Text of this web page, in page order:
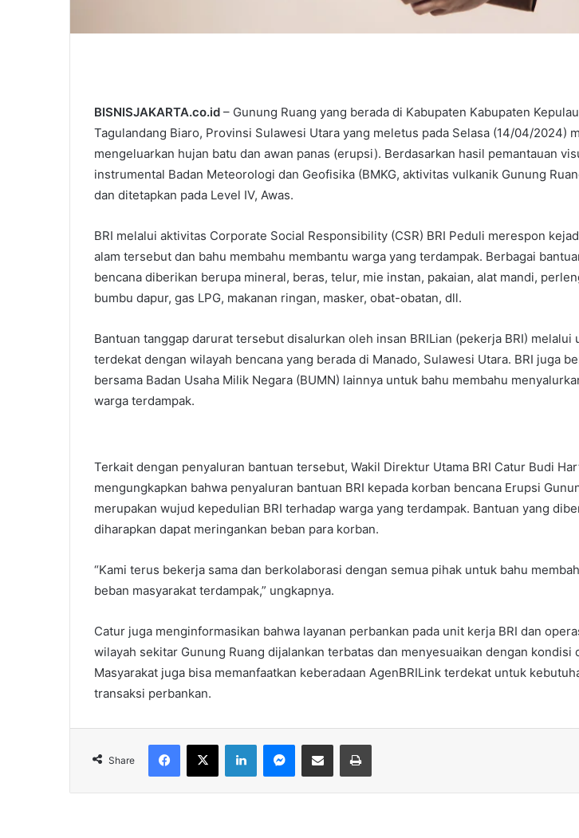
BISNISJAKARTA.co.id – Gunung Ruang yang berada di Kabupaten Kabupaten
Tagulandang Biaro, Provinsi Sulawesi Utara yang meletus pada Selasa (14/04/2024)
mengeluarkan hujan batu dan awan panas (erupsi). Berdasarkan hasil pemantauan
instrumental Badan Meteorologi dan Geofisika (BMKG, aktivitas vulkanik Gunung
dan ditetapkan pada Level IV, Awas.
BRI melalui aktivitas Corporate Social Responsibility (CSR) BRI Peduli merespon
alam tersebut dan bahu membahu membantu warga yang terdampak. Berbagai
bencana diberikan berupa mineral, beras, telur, mie instan, pakaian, alat mandi,
bumbu dapur, gas LPG, makanan ringan, masker, obat-obatan, dll.
Bantuan tanggap darurat tersebut disalurkan oleh insan BRILian (pekerja BRI) melalui
terdekat dengan wilayah bencana yang berada di Manado, Sulawesi Utara. BRI juga
bersama Badan Usaha Milik Negara (BUMN) lainnya untuk bahu membahu
warga terdampak.
Terkait dengan penyaluran bantuan tersebut, Wakil Direktur Utama BRI Catur Budi
mengungkapkan bahwa penyaluran bantuan BRI kepada korban bencana Erupsi
merupakan wujud kepedulian BRI terhadap warga yang terdampak. Bantuan yang
diharapkan dapat meringankan beban para korban.
“Kami terus bekerja sama dan berkolaborasi dengan semua pihak untuk bahu
beban masyarakat terdampak,” ungkapnya.
Catur juga menginformasikan bahwa layanan perbankan pada unit kerja BRI dan
wilayah sekitar Gunung Ruang dijalankan terbatas dan menyesuaikan dengan kondisi
Masyarakat juga bisa memanfaatkan keberadaan AgenBRILink terdekat untuk
transaksi perbankan.
Share